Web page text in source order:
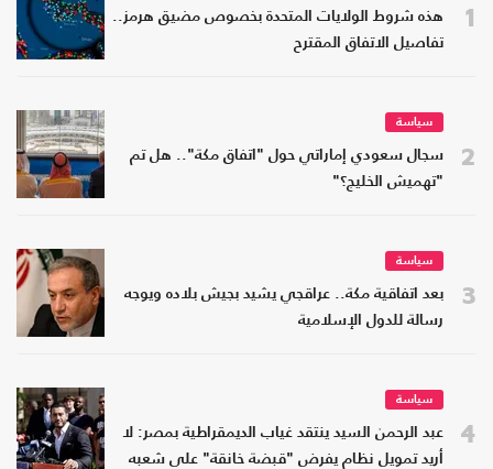
1
هذه شروط الولايات المتحدة بخصوص مضيق هرمز..
تفاصيل الاتفاق المقترح
2
سياسة
سجال سعودي إماراتي حول "اتفاق مكة".. هل تم
"تهميش الخليج؟"
3
سياسة
بعد اتفاقية مكة.. عراقجي يشيد بجيش بلاده ويوجه
رسالة للدول الإسلامية
4
سياسة
عبد الرحمن السيد ينتقد غياب الديمقراطية بمصر: لا
أريد تمويل نظام يفرض "قبضة خانقة" على شعبه